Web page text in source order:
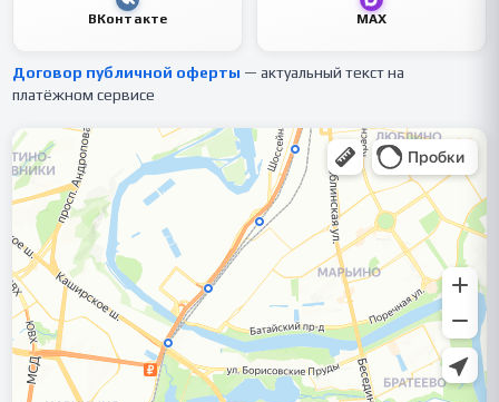
ВКонтакте MAX
Договор публичной оферты — актуальный текст на
платёжном сервисе